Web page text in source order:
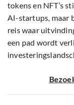
tokens en NFT’s
AI-startups, maar
reis waar
een pad wordt